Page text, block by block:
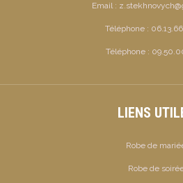
Email :
Téléphone :
Téléphone :
LIENS
Robe de
Robe de